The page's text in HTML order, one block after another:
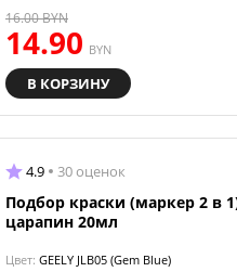
14.90 BYN
16.00BYN
В КОРЗИНУ
4.9 30 оценок
Подбор краски (маркер 2 в
царапин 20мл
Цвет: GEELY JLB05 (Gem Blue)